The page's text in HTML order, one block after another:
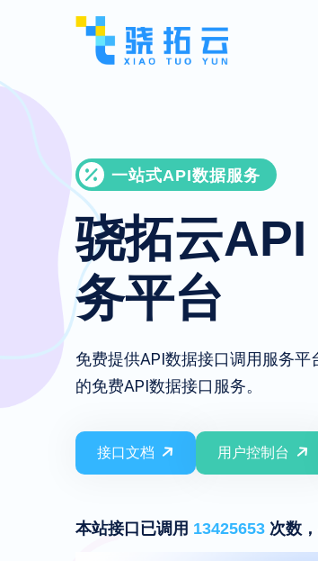
一站式API数据服务
骁拓云
务平台
免费提供API数据接口调用服务
的免费API数据接口服务。
接口文档 用户控制台
本站接口已调用 13425653 次数